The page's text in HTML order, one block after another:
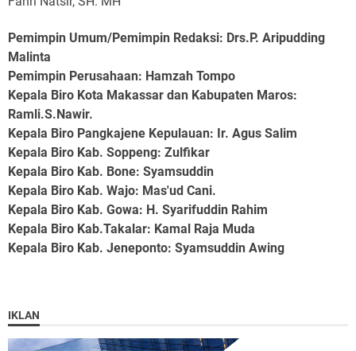
Pemimpin Umum/Pemimpin Redaksi: Drs.P. Aripudding
Malinta
Pemimpin Perusahaan: Hamzah Tompo
Kepala Biro Kota Makassar dan Kabupaten Maros:
Ramli.S.Nawir.
Kepala Biro Pangkajene Kepulauan: Ir. Agus Salim
Kepala Biro Kab. Soppeng: Zulfikar
Kepala Biro Kab. Bone: Syamsuddin
Kepala Biro Kab. Wajo: Mas'ud Cani.
Kepala Biro Kab. Gowa: H. Syarifuddin Rahim
Kepala Biro Kab.Takalar: Kamal Raja Muda
Kepala Biro Kab. Jeneponto: Syamsuddin Awing
IKLAN